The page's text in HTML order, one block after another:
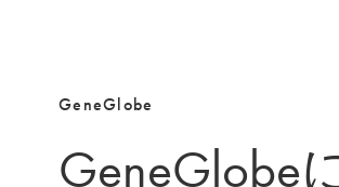
GeneGlobe
GeneGlobe